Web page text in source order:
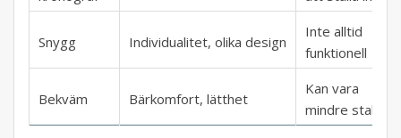
Snygg Individualitet, olika design
Inte alltid
funktionell
Bekväm Bärkomfort, lätthet
Kan vara
mindre stabil